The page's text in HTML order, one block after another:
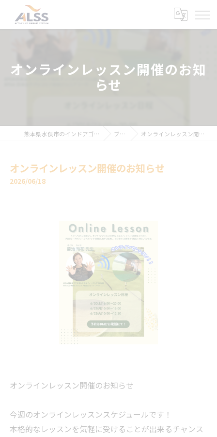
オンラインレッスン開催のお知
らせ
熊本県水俣市のインドアゴルフならALSS ブログ オンラインレッスン開催のお知らせ
オンラインレッスン開催のお知らせ
2026/06/18
オンラインレッスン開催のお知らせ
今週のオンラインレッスンスケジュールです！
本格的なレッスンを気軽に受けることが出来るチャンス